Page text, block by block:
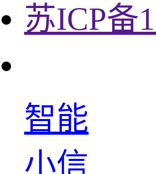
苏ICP备
智能
小信